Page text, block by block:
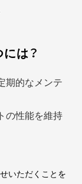
は？
期的なメンテ
の性能を維持
いただくことを